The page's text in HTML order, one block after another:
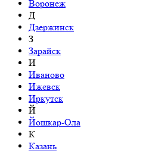
Воронеж
Д
Дзержинск
З
Зарайск
И
Иваново
Ижевск
Иркутск
Й
Йошкар-Ола
К
Казань